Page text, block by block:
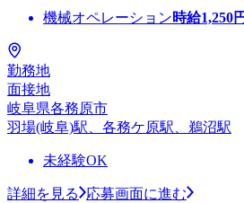
機械オペレーション時給1,250
勤務地
面接地
岐阜県各務原市
羽場(岐阜)駅、各務ケ原駅、鵜沼駅
未経験OK
詳細を見る
応募画面に進む